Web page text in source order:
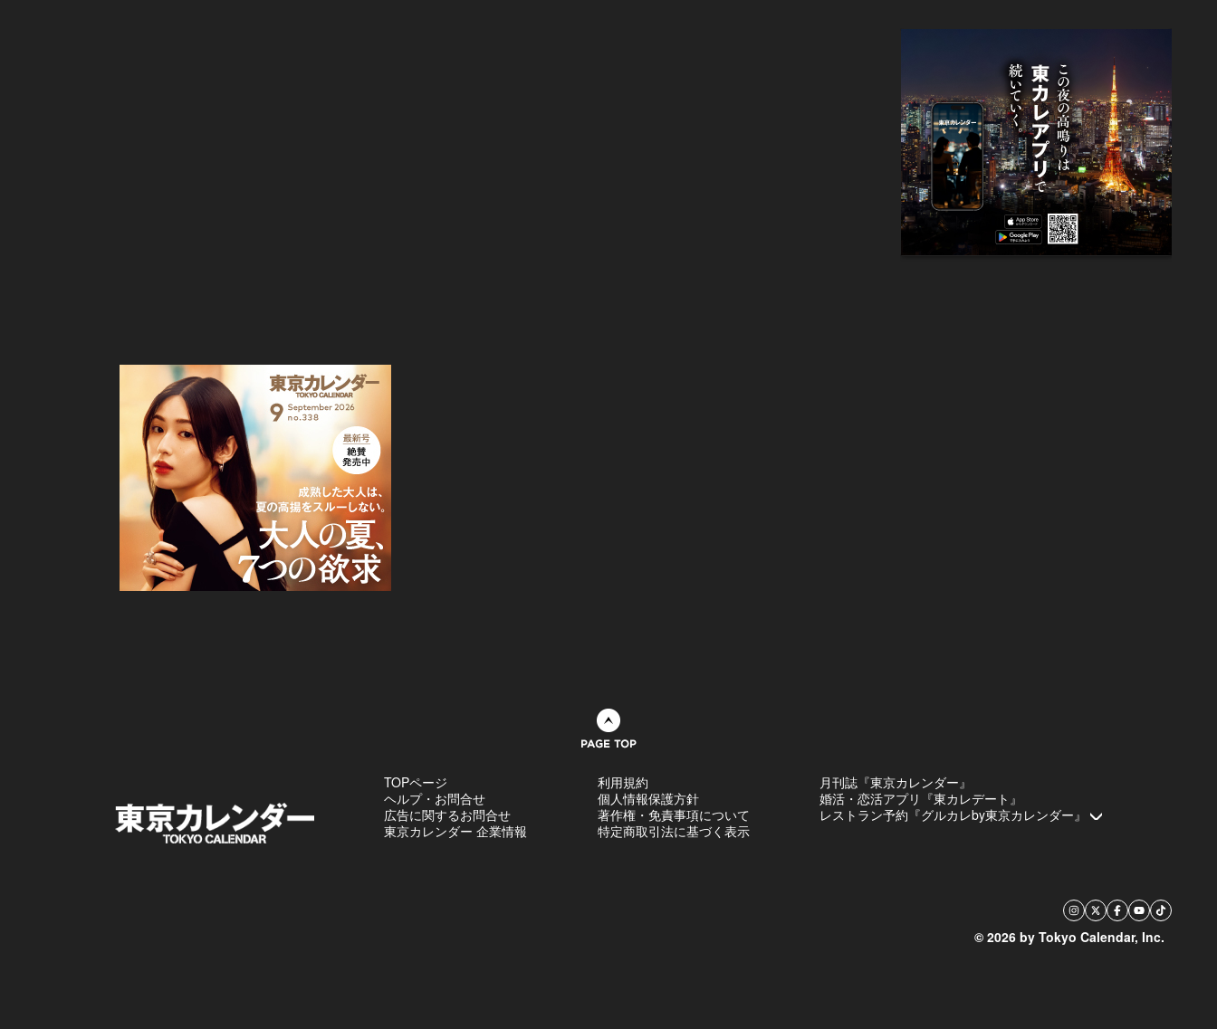
TOPページ
ヘルプ・お問合せ
広告に関するお問合せ
東京カレンダー 企業情報
利用規約
個人情報保護方針
著作権・免責事項について
特定商取引法に基づく表示
月刊誌『東京カレンダー』
婚活・恋活アプリ『東カレデート』
レストラン予約『グルカレby東京カレンダー』
© 2026 by Tokyo Calendar, Inc.